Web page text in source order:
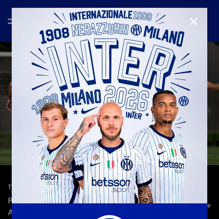
TRAINING —14 ago 2025
PRESEASON 2025/26: L'ALLENAMENTO DEL 14
AGOSTO